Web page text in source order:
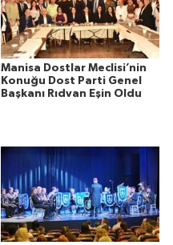
Manisa Dostlar Meclisi’nin
Konuğu Dost Parti Genel
Başkanı Rıdvan Eşin Oldu